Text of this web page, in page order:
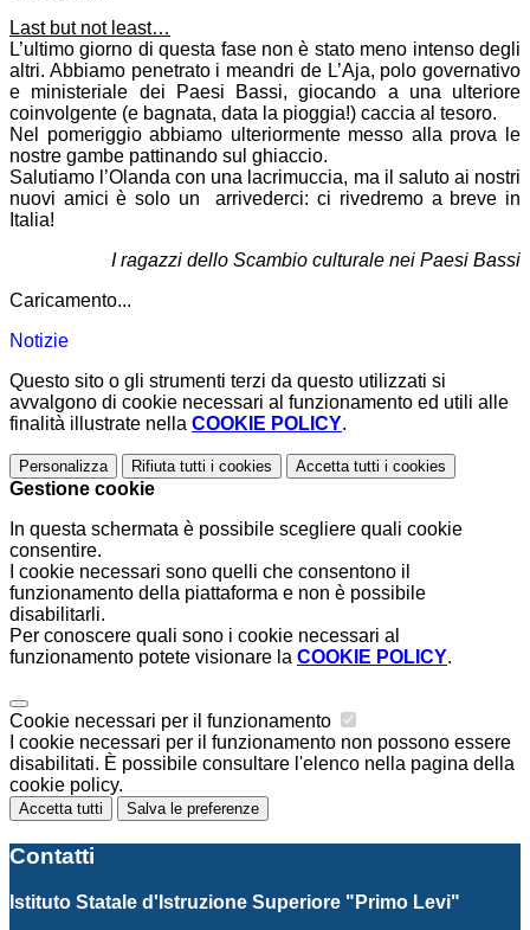
Last but not least…
L’ultimo giorno di questa fase non è stato meno intenso degli
altri. Abbiamo penetrato i meandri de L’Aja, polo governativo
e ministeriale dei Paesi Bassi, giocando a una ulteriore
coinvolgente (e bagnata, data la pioggia!) caccia al tesoro.
Nel pomeriggio abbiamo ulteriormente messo alla prova le
nostre gambe pattinando sul ghiaccio.
Salutiamo l’Olanda con una lacrimuccia, ma il saluto ai nostri
nuovi amici è solo un arrivederci: ci rivedremo a breve in
Italia!
I ragazzi dello Scambio culturale nei Paesi Bassi
Caricamento...
Notizie
Questo sito o gli strumenti terzi da questo utilizzati si
avvalgono di cookie necessari al funzionamento ed utili alle
finalità illustrate nella COOKIE POLICY.
Personalizza Rifiuta tutti i cookies Accetta tutti i cookies
Gestione cookie
In questa schermata è possibile scegliere quali cookie
consentire.
I cookie necessari sono quelli che consentono il
funzionamento della piattaforma e non è possibile
disabilitarli.
Per conoscere quali sono i cookie necessari al
funzionamento potete visionare la COOKIE POLICY.
Cookie necessari per il funzionamento
I cookie necessari per il funzionamento non possono essere
disabilitati. È possibile consultare l'elenco nella pagina della
cookie policy.
Accetta tutti Salva le preferenze
Contatti
Istituto Statale d'Istruzione Superiore "Primo Levi"